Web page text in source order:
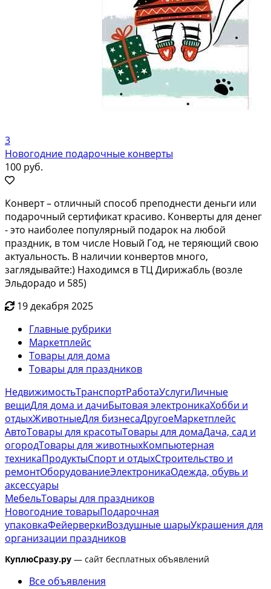
3
Новогодние подарочные конверты
100 руб.
Конверт – отличный способ преподнести деньги или
подарочный сертификат красиво. Конверты для денег
- это наиболее популярный подарок на любой
праздник, в том числе Новый Год, не теряющий свою
актуальность. В наличии конвертов много,
заглядывайте:) Находимся в ТЦ Дирижабль (возле
Эльдорадо и 585)
19 декабря 2025
Главные рубрики
Маркетплейс
Товары для дома
Товары для праздников
НедвижимостьТранспортРаботаУслугиЛичные
вещиДля дома и дачиБытовая электроникаХобби и
отдыхЖивотныеДля бизнесаДругоеМаркетплейс
АвтоТовары для красотыТовары для домаДача, сад и
огородТовары для животныхКомпьютерная
техникаПродуктыСпорт и отдыхСтроительство и
ремонтОборудованиеЭлектроникаОдежда, обувь и
аксессуары
МебельТовары для праздников
Новогодние товарыПодарочная
упаковкаФейерверкиВоздушные шарыУкрашения для
организации праздников
КуплюСразу.ру — сайт бесплатных объявлений
Все объявления